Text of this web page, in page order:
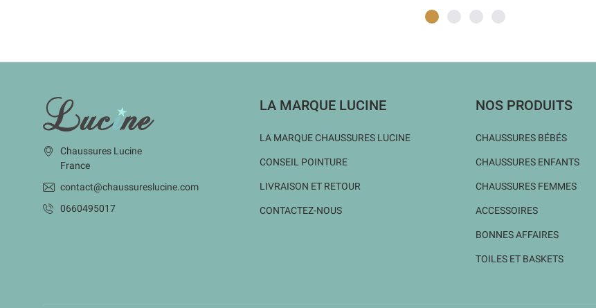
INFORMATIONS
Chaussures Lucine
France
contact@chaussureslucine.com
0660495017
LA MARQUE LUCINE
LA MARQUE CHAUSSURES LUCINE
CONSEIL POINTURE
LIVRAISON ET RETOUR
CONTACTEZ-NOUS
NOS PRODUITS
CHAUSSURES BÉBÉS
CHAUSSURES ENFANTS
CHAUSSURES FEMMES
ACCESSOIRES
BONNES AFFAIRES
TOILES ET BASKETS